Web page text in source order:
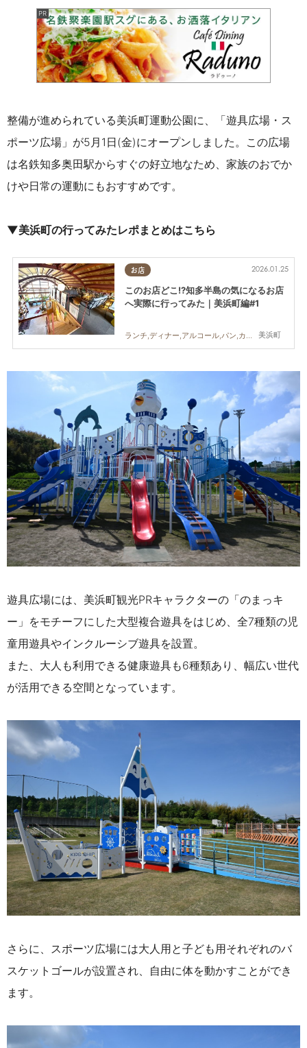
整備が進められている美浜町運動公園に、「遊具広場・ス
ポーツ広場」が5月1日(金)にオープンしました。この広場
は名鉄知多奥田駅からすぐの好立地なため、家族のおでか
けや日常の運動にもおすすめです。
▼美浜町の行ってみたレポまとめはこちら
お店
美浜町
2026.01.25
このお店どこ!?知多半島の気になるお店
へ実際に行ってみた｜美浜町編#1
遊具広場には、美浜町観光PRキャラクターの「のまっキ
ー」をモチーフにした大型複合遊具をはじめ、全7種類の児
童用遊具やインクルーシブ遊具を設置。
また、大人も利用できる健康遊具も6種類あり、幅広い世代
が活用できる空間となっています。
さらに、スポーツ広場には大人用と子ども用それぞれのバ
スケットゴールが設置され、自由に体を動かすことができ
ます。